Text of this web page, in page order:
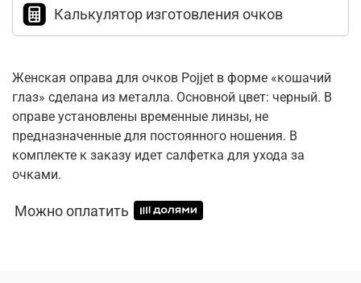
Калькулятор изготовления очков
Женская оправа для очков Pojjet в форме «кошачий
глаз» сделана из металла. Основной цвет: черный. В
оправе установлены временные линзы, не
предназначенные для постоянного ношения. В
комплекте к заказу идет салфетка для ухода за
очками.
Можно оплатить